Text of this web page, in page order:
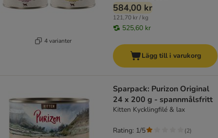
4 varianter
584,00 kr
121,70 kr / kg
525,60 kr
Lägg till i varukorg
Sparpack: Purizon Original
24 x 200 g - spannmålsfritt
Kitten Kycklingfilé & lax
Rating: 1/5 (2)